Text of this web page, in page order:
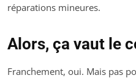
réparations mineures.
Alors, ça vaut le
Franchement, oui. Mais pas